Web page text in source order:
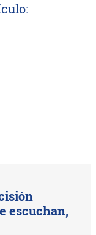
escuchan,